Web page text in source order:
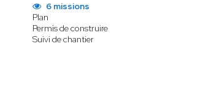
6 missions
Plan
Permis de construire
Suivi de chantier